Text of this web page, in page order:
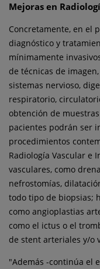
Mejoras en
Concretamente, en el
diagnóstico y
mínimamente
de técnicas de
sistemas nervioso,
respiratorio,
obtención de
pacientes podrán ser
procedimientos
Radiología Vascular e
vasculares, como
nefrostomías,
todo tipo de biopsias;
como angioplastias
como el ictus o el
de stent arteriales y/o
"Además -continúa el